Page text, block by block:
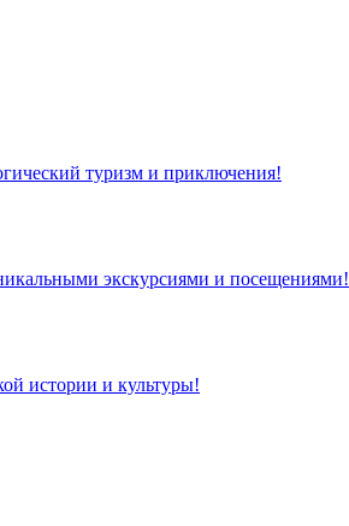
туризм и приключения!
экскурсиями и посещениями!
истории и культуры!